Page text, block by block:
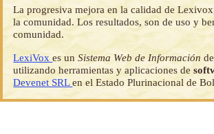
La progresiva mejora en la calidad de
la comunidad. Los resultados, son de uso y
comunidad.
LexiVoxes unSistema Web de Información
utilizando herramientas y aplicaciones de
Devenet SRLen el Estado Plurinacional de